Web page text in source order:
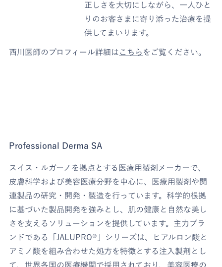
正しさを大切にしながら、一人ひと
りのお客さまに寄り添った治療を提
供してまいります。
西川医師のプロフィール詳細は こちら をご覧ください。
Professional Derma SA
スイス・ルガーノを拠点とする医療用製剤メーカーで、
皮膚科学および美容医療分野を中心に、医療用製剤や関
連製品の研究・開発・製造を行っています。科学的根拠
に基づいた製品開発を強みとし、肌の健康と自然な美し
さを支えるソリューションを提供しています。主力ブラ
ンドである「JALUPRO®」シリーズは、ヒアルロン酸と
アミノ酸を組み合わせた処方を特徴とする注入製剤とし
て、世界各国の医療機関で採用されており、美容医療の